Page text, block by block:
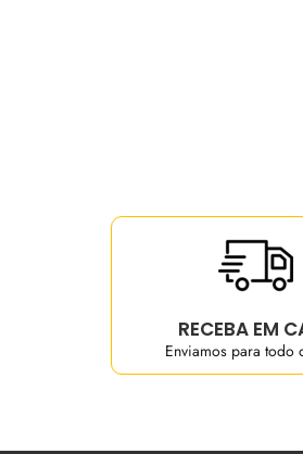
RECEBA EM
Enviamos para todo